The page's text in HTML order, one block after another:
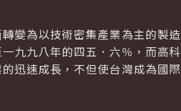
變為以技術密集產業為主的製造
九九八年的四五．六％，而高科
迅速成長，不但使台灣成為國際